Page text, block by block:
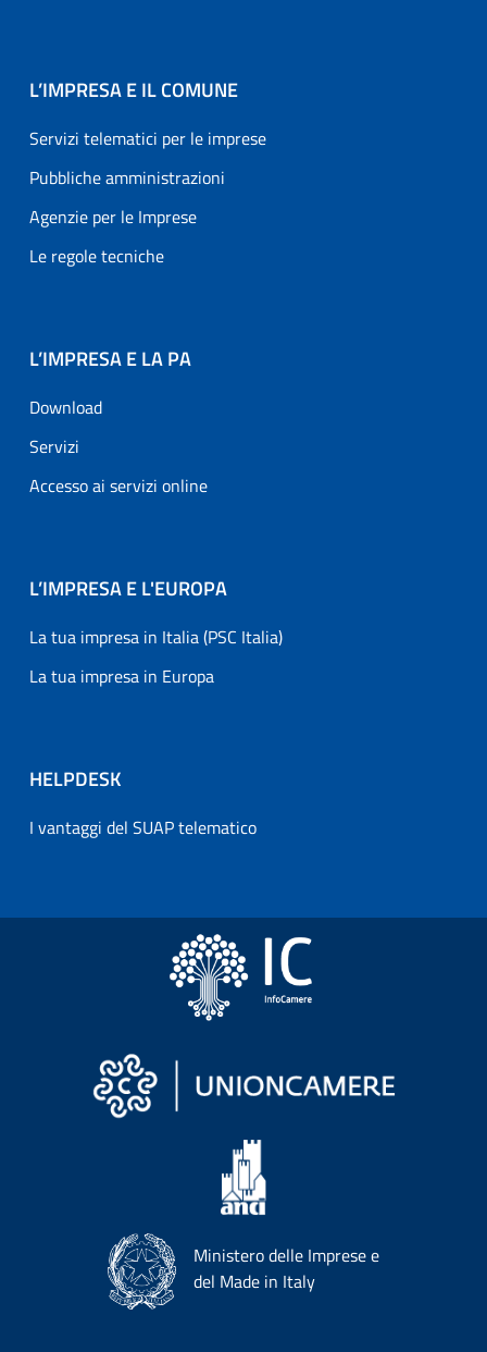
L’IMPRESA E IL COMUNE
Servizi telematici per le imprese
Pubbliche amministrazioni
Agenzie per le Imprese
Le regole tecniche
L’IMPRESA E LA PA
Download
Servizi
Accesso ai servizi online
L’IMPRESA E L'EUROPA
La tua impresa in Italia (PSC Italia)
La tua impresa in Europa
HELPDESK
I vantaggi del SUAP telematico
Ministero delle Imprese e
del Made in Italy